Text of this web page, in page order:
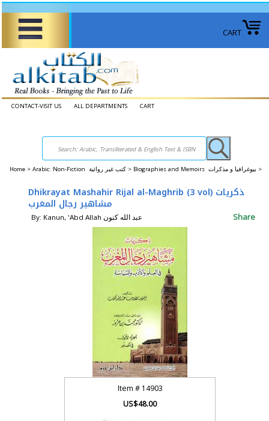
CART
CONTACT-VISIT US ALL DEPARTMENTS CART
Home > Arabic: Non-Fiction كتب غير روائية > Biographies and Memoirs بيوغرافيا و مذكرات >
Dhikrayat Mashahir Rijal al-Maghrib (3 vol) ذكريات
مشاهير رجال المغرب
By: Kanun, 'Abd Allah عبد الله كنون Share
Item # 14903
US$48.00